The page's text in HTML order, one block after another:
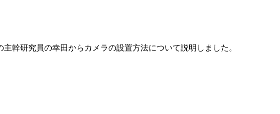
幹研究員の幸田からカメラの設置方法について説明しました。